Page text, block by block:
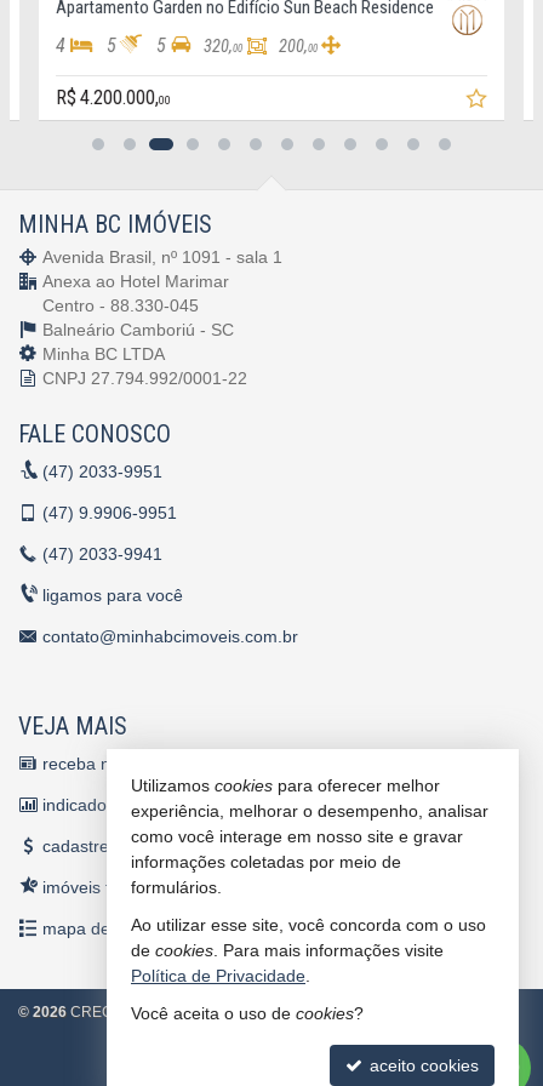
Apartamento Garden no Edifício Sun Beach Residence
4 5 5 320,00 200,00
R$ 4.200.000,00
MINHA BC IMÓVEIS
Avenida Brasil, nº 1091 - sala 1
Anexa ao Hotel Marimar
Centro - 88.330-045
Balneário Camboriú - SC
Minha BC LTDA
CNPJ 27.794.992/0001-22
FALE CONOSCO
(47) 2033-9951
(47) 9.9906-9951
(47) 2033-9941
ligamos para você
contato@minhabcimoveis.com.br
VEJA MAIS
receba nosso newsletter
indicadores financeiros
cadastre seu imóvel
imóveis favoritos
mapa de imóveis
© 2026 CRECI/SC 4860 J Política de Privacidade
Site para imobiliárias: Castel Digital
Utilizamos cookies para oferecer melhor
experiência, melhorar o desempenho, analisar
como você interage em nosso site e gravar
informações coletadas por meio de
formulários.
Ao utilizar esse site, você concorda com o uso
de cookies . Para mais informações visite
Política de Privacidade
Você aceita o uso de cookies?
aceito cookies